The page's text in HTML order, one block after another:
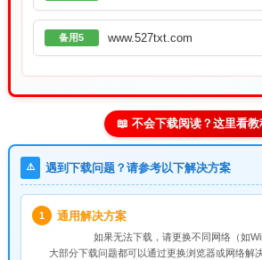
备用5 www.527txt.com
📖 不会下载阅读？这里看教
⚠️ 遇到下载问题？请参考以下解决方案
1 通用解决方案
如果无法下载，请更换不同网络（如
大部分下载问题都可以通过更换浏览器或网络解